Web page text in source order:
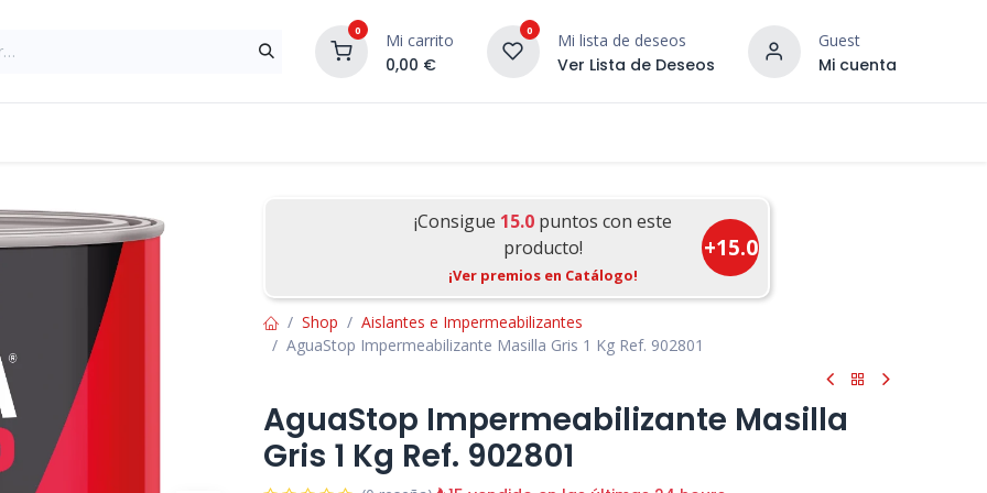
0 Mi carrito
0,00 €
0 Mi lista de deseos
Ver Lista de Deseos
Guest
Mi cuenta
¡DESCUBRE NUESTRO
¡Consigue 15.0puntos con este
producto!
¡Ver premios en Catálogo!
+15.0
Shop
Aislantes e Impermeabilizantes
AguaStop Impermeabilizante Masilla Gris 1 Kg Ref. 902801
AguaStop Impermeabilizante Masilla
Gris 1 Kg Ref. 902801